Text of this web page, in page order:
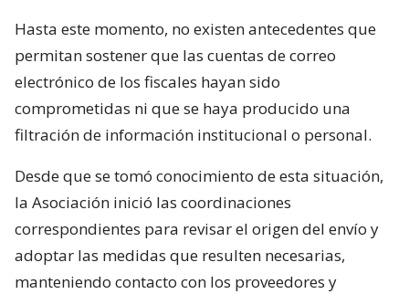
Hasta este momento, no existen antecedentes que
permitan sostener que las cuentas de correo
electrónico de los fiscales hayan sido
comprometidas ni que se haya producido una
filtración de información institucional o personal.
Desde que se tomó conocimiento de esta situación,
la Asociación inició las coordinaciones
correspondientes para revisar el origen del envío y
adoptar las medidas que resulten necesarias,
manteniendo contacto con los proveedores y